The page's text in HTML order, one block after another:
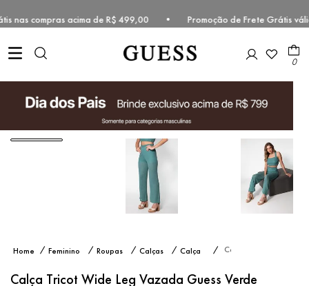
nas compras acima de R$ 499,00 • Promoção de Frete
0
Feminino Roupas Calças
Calça
Calça
Leg
Calça Tricot Wide Leg Vazada Guess Verde